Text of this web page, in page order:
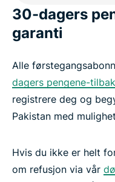
30-dagers
garanti
Alle
dagers pengene-
registrere deg og
Pakistan med
Hvis du ikke er helt
om refusjon via vår